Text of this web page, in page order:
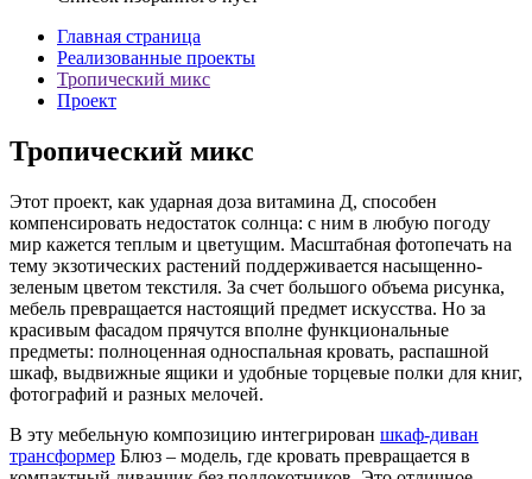
Главная страница
Реализованные проекты
Тропический микс
Проект
Тропический микс
Этот проект, как ударная доза витамина Д, способен
компенсировать недостаток солнца: с ним в любую погоду
мир кажется теплым и цветущим. Масштабная фотопечать на
тему экзотических растений поддерживается насыщенно-
зеленым цветом текстиля. За счет большого объема рисунка,
мебель превращается настоящий предмет искусства. Но за
красивым фасадом прячутся вполне функциональные
предметы: полноценная односпальная кровать, распашной
шкаф, выдвижные ящики и удобные торцевые полки для книг,
фотографий и разных мелочей.
В эту мебельную композицию интегрирован шкаф-диван
трансформер Блюз – модель, где кровать превращается в